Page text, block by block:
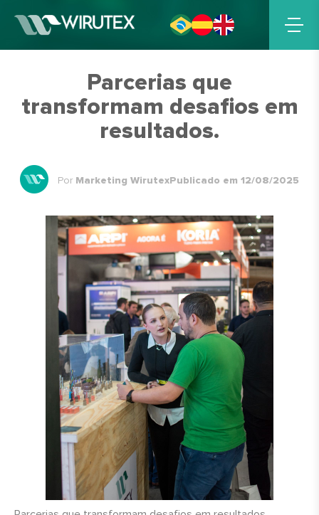
Parcerias que
transformam desafios em
resultados.
Por Marketing Wirutex Publicado em 12/08/2025